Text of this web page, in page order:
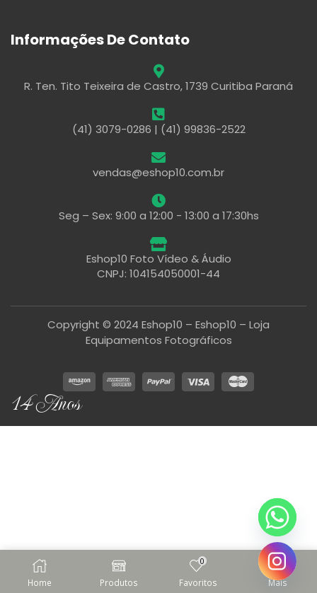
Home Produtos
0
Favoritos Mais
Informações De Contato
R. Ten. Tito Teixeira de Castro, 1739 Curitiba Paraná
(41) 3079-0286 | (41) 99836-2522
vendas@eshop10.com.br
Seg – Sex: 9:00 a 12:00 - 13:00 a 17:30hs
Eshop10 Foto Vídeo & Áudio
CNPJ: 104154050001-44
Copyright © 2024 Eshop10 – Eshop10 – Loja
Equipamentos Fotográficos
14 Anos